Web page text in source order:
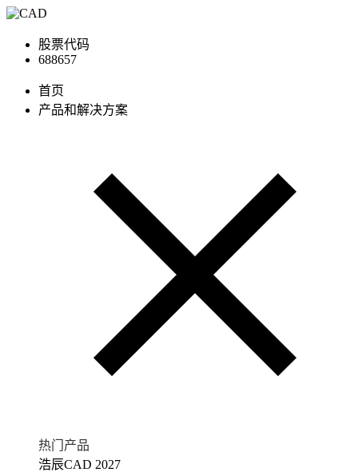
股票代码
688657
首页
产品和解决方案
热门产品
浩辰CAD 2027